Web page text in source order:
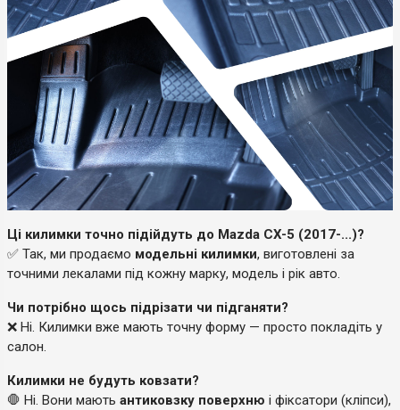
Ці килимки точно підійдуть до Mazda CX-5 (2017-...)?
✅ Так, ми продаємо модельні килимки, виготовлені за
точними лекалами під кожну марку, модель і рік авто.
Чи потрібно щось підрізати чи підганяти?
❌ Ні. Килимки вже мають точну форму — просто покладіть у
салон.
Килимки не будуть ковзати?
🛑 Ні. Вони мають антиковзку поверхню і фіксатори (кліпси),